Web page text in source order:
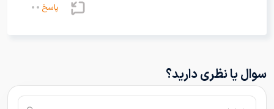
پاسخ
سوال یا نظری دارید؟